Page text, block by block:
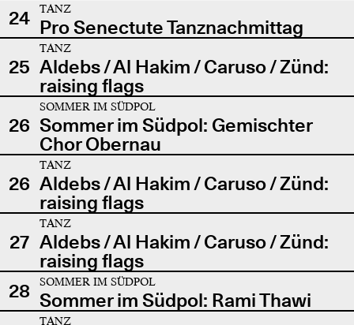
24
TANZ
Pro Senectute Tanznachmittag
25
TANZ
Aldebs / Al Hakim / Caruso / Zünd:
raising flags
26
SOMMER IM SÜDPOL
Sommer im Südpol: Gemischter
Chor Obernau
26
TANZ
Aldebs / Al Hakim / Caruso / Zünd:
raising flags
27
TANZ
Aldebs / Al Hakim / Caruso / Zünd:
raising flags
28
SOMMER IM SÜDPOL
Sommer im Südpol: Rami Thawi
TANZ